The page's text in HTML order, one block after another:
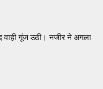
वाही गूंज उठी। नजीर ने अगला